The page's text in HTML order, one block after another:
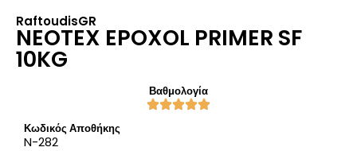
RaftoudisGR
NEOTEX EPOXOL PRIMER SF
10KG
Βαθμολογία
Κωδικός Αποθήκης
N-282